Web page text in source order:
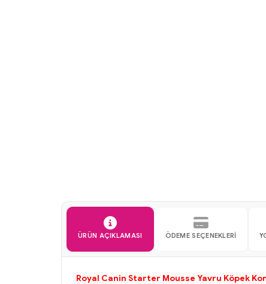
ÜRÜN AÇIKLAMASI ÖDEME SEÇENEKLERI
Royal Canin Starter Mousse Yavru Köpek